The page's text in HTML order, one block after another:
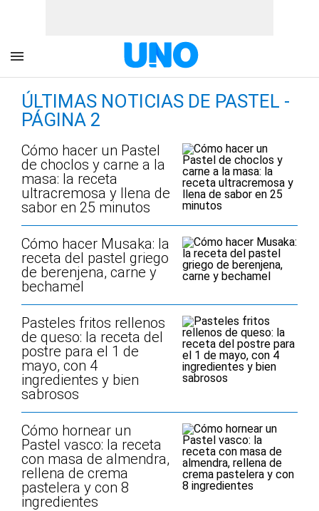
ÚLTIMAS NOTICIAS DE PASTEL -
PÁGINA 2
Cómo hacer un Pastel
de choclos y carne a la
masa: la receta
ultracremosa y llena de
sabor en 25 minutos
Cómo hacer Musaka: la
receta del pastel griego
de berenjena, carne y
bechamel
Pasteles fritos rellenos
de queso: la receta del
postre para el 1 de
mayo, con 4
ingredientes y bien
sabrosos
Cómo hornear un
Pastel vasco: la receta
con masa de almendra,
rellena de crema
pastelera y con 8
ingredientes